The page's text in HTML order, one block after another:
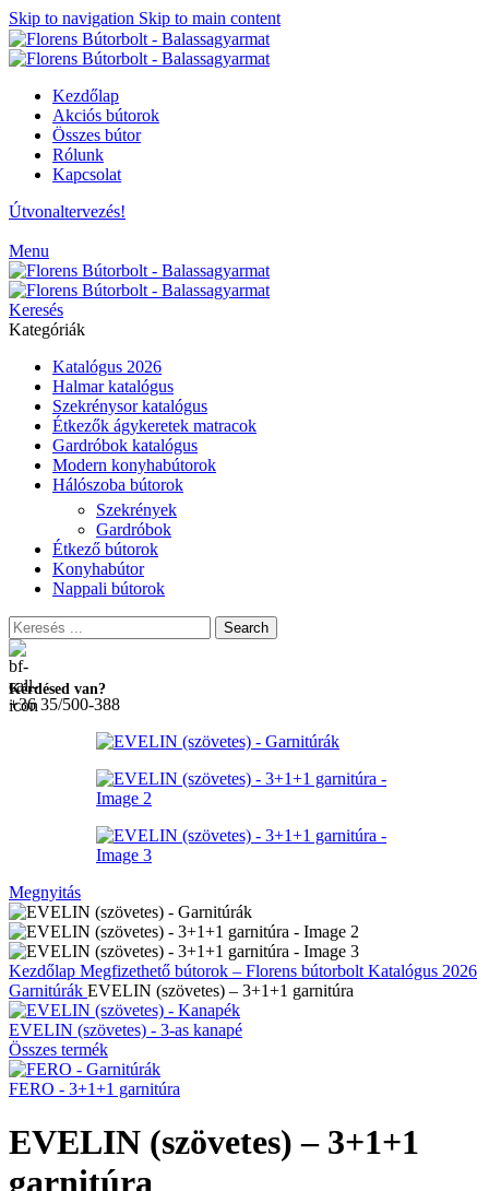
Skip to navigation Skip to main content
Kezdőlap
Akciós bútorok
Összes bútor
Rólunk
Kapcsolat
Útvonaltervezés!
Menu
Keresés
Kategóriák
Katalógus 2026
Halmar katalógus
Szekrénysor katalógus
Étkezők ágykeretek matracok
Gardróbok katalógus
Modern konyhabútorok
Hálószoba bútorok
Szekrények
Gardróbok
Étkező bútorok
Konyhabútor
Nappali bútorok
Search
Kérdésed van?
+36 35/500-388
Megnyitás
Kezdőlap Megfizethető bútorok – Florens bútorbolt Katalógus 2026
Garnitúrák EVELIN (szövetes) – 3+1+1 garnitúra
EVELIN (szövetes) - 3-as kanapé
Összes termék
FERO - 3+1+1 garnitúra
EVELIN (szövetes) – 3+1+1
garnitúra